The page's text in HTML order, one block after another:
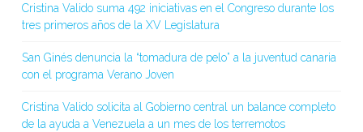
Cristina Valido suma 492 iniciativas en el Congreso durante los
tres primeros años de la XV Legislatura
San Ginés denuncia la “tomadura de pelo” a la juventud canaria
con el programa Verano Joven
Cristina Valido solicita al Gobierno central un balance completo
de la ayuda a Venezuela a un mes de los terremotos